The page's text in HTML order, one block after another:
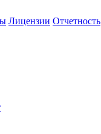
Лицензии Отчетность